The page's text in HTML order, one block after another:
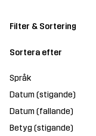
Filter & Sortering
Sortera efter
Språk
Datum (stigande)
Datum (fallande)
Betyg (stigande)